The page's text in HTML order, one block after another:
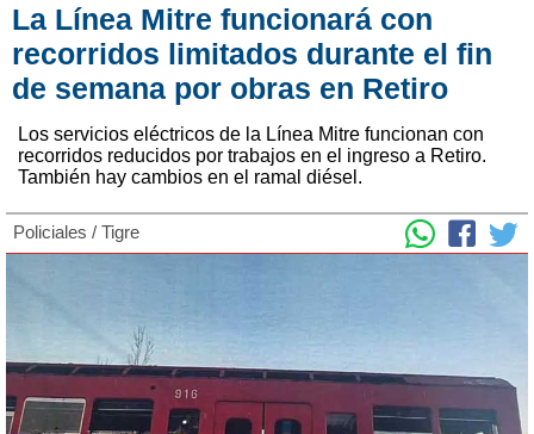
La Línea Mitre funcionará con
recorridos limitados durante el fin
de semana por obras en Retiro
Los servicios eléctricos de la Línea Mitre funcionan con
recorridos reducidos por trabajos en el ingreso a Retiro.
También hay cambios en el ramal diésel.
Policiales / Tigre